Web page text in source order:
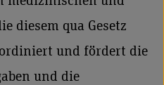
diesem qua Gesetz
und fördert die
und die